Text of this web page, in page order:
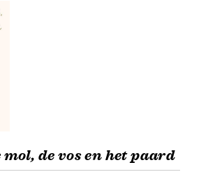
mol, de vos en het paard